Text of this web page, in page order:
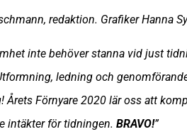
redaktion. Grafiker Hanna
inte behöver stanna vid just
ledning och
Förnyare 2020 lär oss att
intäkter för tidningen. BRAVO!”